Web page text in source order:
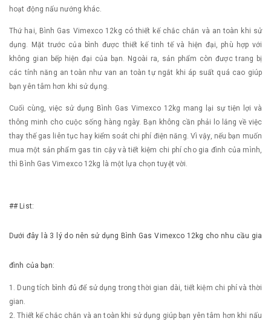
hoạt động nấu nướng khác.
Thứ hai, Bình Gas Vimexco 12kg có thiết kế chắc chắn và an toàn khi sử
dụng. Mặt trước của bình được thiết kế tinh tế và hiện đại, phù hợp với
không gian bếp hiện đại của bạn. Ngoài ra, sản phẩm còn được trang bị
các tính năng an toàn như van an toàn tự ngắt khi áp suất quá cao giúp
bạn yên tâm hơn khi sử dụng.
Cuối cùng, việc sử dụng Bình Gas Vimexco 12kg mang lại sự tiện lợi và
thông minh cho cuộc sống hàng ngày. Bạn không cần phải lo lắng về việc
thay thế gas liên tục hay kiểm soát chi phí điện năng. Vì vậy, nếu bạn muốn
mua một sản phẩm gas tin cậy và tiết kiệm chi phí cho gia đình của mình,
thì Bình Gas Vimexco 12kg là một lựa chọn tuyệt vời.
## List:
Dưới đây là 3 lý do nên sử dụng Bình Gas Vimexco 12kg cho nhu cầu gia
đình của bạn:
1. Dung tích bình đủ để sử dụng trong thời gian dài, tiết kiệm chi phí và thời
gian.
2. Thiết kế chắc chắn và an toàn khi sử dụng giúp bạn yên tâm hơn khi nấu